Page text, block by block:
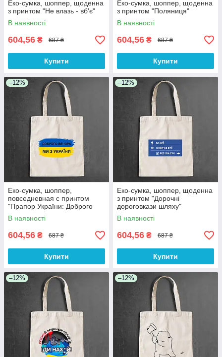
Еко-сумка, шоппер, щоденна
з принтом "Не влазь - вб'є"
В наявності
604,56 ₴ 687 ₴
Купити
Еко-сумка, шоппер, щоденна
з принтом "Поляниця"
В наявності
604,56 ₴ 687 ₴
Купити
–12%
Еко-сумка, шоппер,
повседневная с принтом
"Прапор України: Доброго
вечора, ми з України"
В наявності
604,56 ₴ 687 ₴
Купити
–12%
Еко-сумка, шоппер, щоденна
з принтом "Дорочні
дороговкази шляху"
В наявності
604,56 ₴ 687 ₴
Купити
–12% –12%